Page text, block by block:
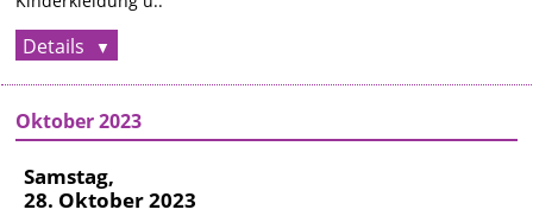
Details
Oktober 2023
Samstag,
28. Oktober 2023